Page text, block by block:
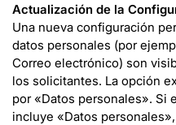
Actualización de la
Una nueva configuración
datos personales (por
Correo electrónico) son
los solicitantes. La opción
por «Datos personales». Si
incluye «Datos